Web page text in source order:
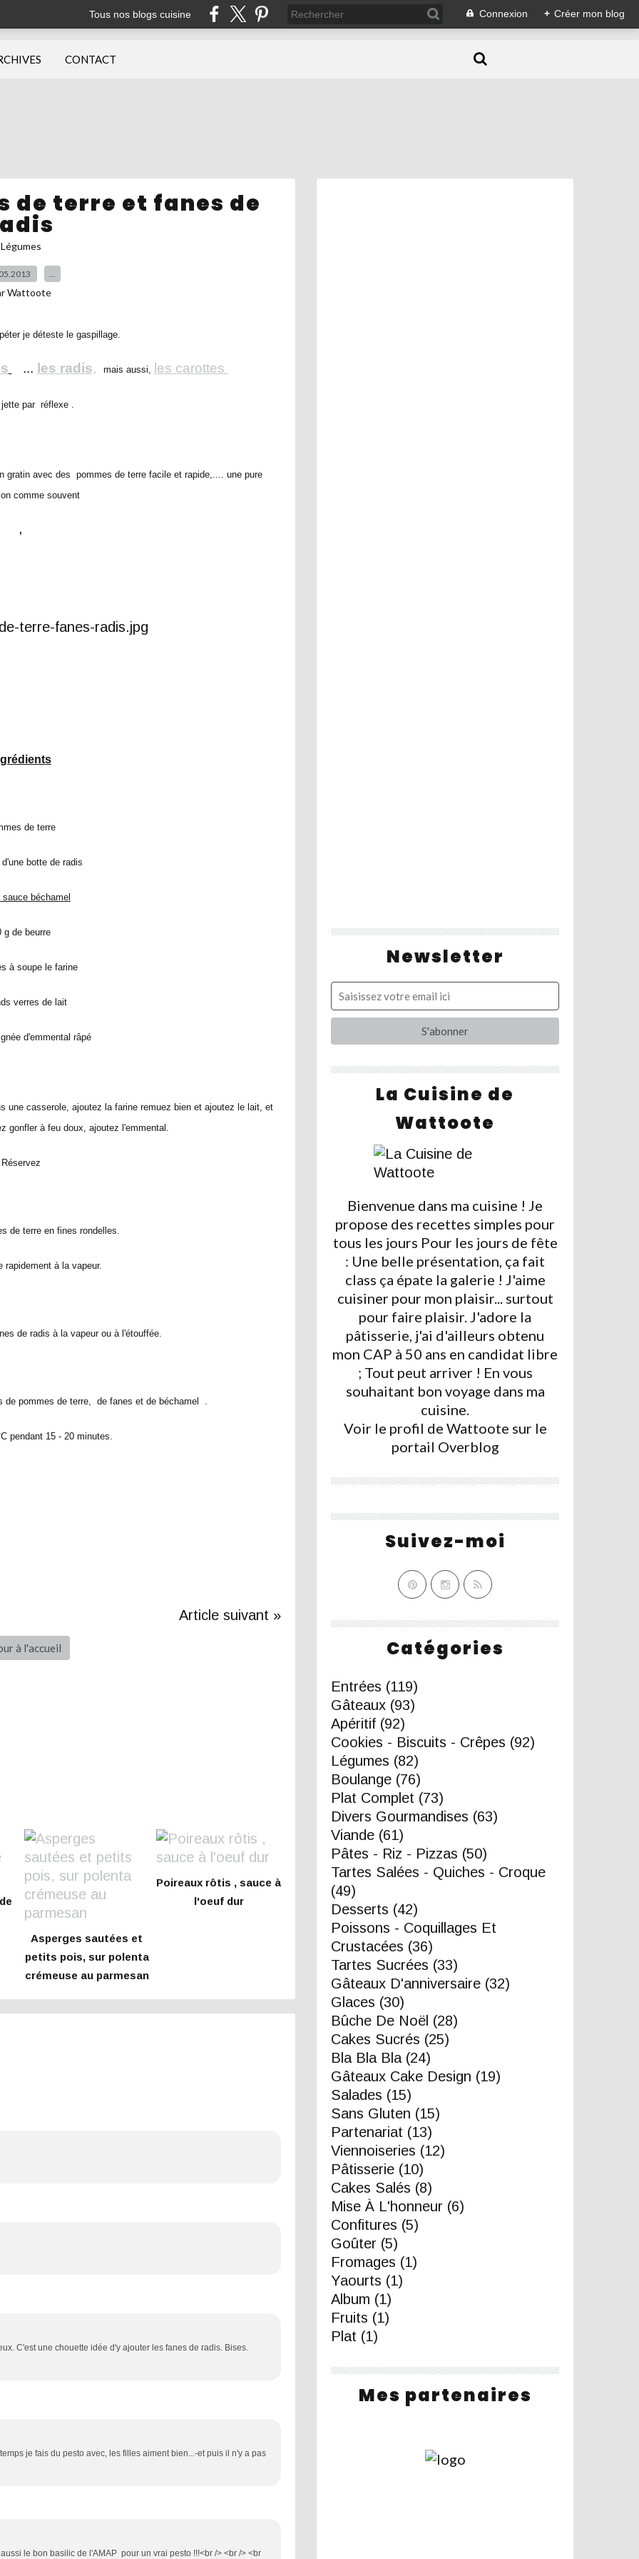
Tous nos blogs cuisine Connexion + Créer mon blog
CONTACT
de terre et fanes de
Légumes
…
Wattoote
je déteste le gaspillage.
... les radis, mais aussi, les carottes
jette par réflexe .
gratin avec des pommes de terre facile et rapide,.... une pure
comme souvent
,
de terre
botte de radis
sauce béchamel
g de beurre
à soupe le farine
verres de lait
d'emmental râpé
une casserole, ajoutez la farine remuez bien et ajoutez le lait, et
gonfler à feu doux, ajoutez l'emmental.
Réservez
de terre en fines rondelles.
rapidement à la vapeur.
de radis à la vapeur ou à l'étouffée.
de pommes de terre, de fanes et de béchamel .
pendant 15 - 20 minutes.
Article suivant »
à l'accueil
Asperges sautées et
petits pois, sur polenta
crémeuse au parmesan
Poireaux rôtis , sauce à
l'oeuf dur
C'est une chouette idée d'y ajouter les fanes de radis. Bises.
je fais du pesto avec, les filles aiment bien...-et puis il n'y a pas
le bon basilic de l'AMAP pour un vrai pesto !!!<br /> <br /> <br
Newsletter
Catégories
Entrées (119)
Gâteaux (93)
Apéritif (92)
Cookies - Biscuits - Crêpes (92)
Légumes (82)
Boulange (76)
Plat Complet (73)
Divers Gourmandises (63)
Viande (61)
Pâtes - Riz - Pizzas (50)
Tartes Salées - Quiches - Croque
(49)
Desserts (42)
Poissons - Coquillages Et
Crustacées (36)
Tartes Sucrées (33)
Gâteaux D'anniversaire (32)
Glaces (30)
Bûche De Noël (28)
Cakes Sucrés (25)
Bla Bla Bla(24)
Gâteaux Cake Design (19)
Salades (15)
Sans Gluten (15)
Partenariat (13)
Viennoiseries (12)
Pâtisserie (10)
Cakes Salés (8)
Mise À L'honneur (6)
Confitures (5)
Goûter (5)
Fromages (1)
Yaourts (1)
Album (1)
Fruits (1)
Plat (1)
La Cuisine de
Wattoote
Bienvenue dans ma cuisine ! Je
propose des recettes simples pour
tous les jours Pour les jours de fête
: Une belle présentation, ça fait
class ça épate la galerie ! J'aime
cuisiner pour mon plaisir... surtout
pour faire plaisir. J'adore la
pâtisserie, j'ai d'ailleurs obtenu
mon CAP à 50 ans en candidat libre
; Tout peut arriver ! En vous
souhaitant bon voyage dans ma
cuisine.
Voir le profil de Wattoote sur le
portail Overblog
Suivez-moi
Mes partenaires